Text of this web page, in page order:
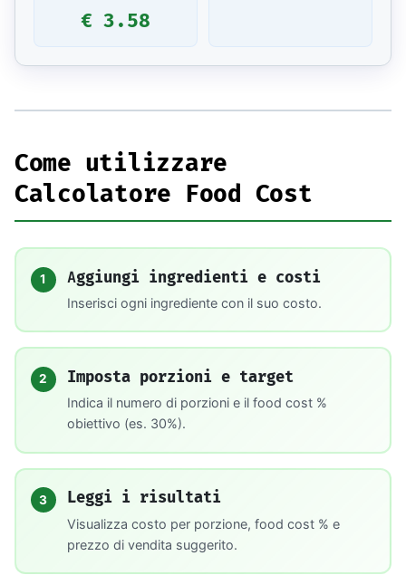
€ 3.58
Come utilizzare
Calcolatore Food Cost
1 Aggiungi ingredienti e costi
Inserisci ogni ingrediente con il suo costo.
2 Imposta porzioni e target
Indica il numero di porzioni e il food cost %
obiettivo (es. 30%).
3 Leggi i risultati
Visualizza costo per porzione, food cost % e
prezzo di vendita suggerito.